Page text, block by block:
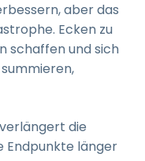
aber das
Ecken zu
schaffen und sich
die
Endpunkte länger